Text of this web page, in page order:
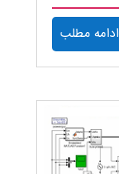
ادامه مطلب